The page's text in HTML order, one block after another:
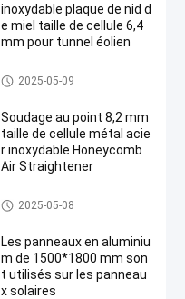
inoxydable plaque de nid d
e miel taille de cellule 6,4
mm pour tunnel éolien
Noyau de nid de miel en acier i
noxydable
2025-05-09
Soudage au point 8,2 mm
taille de cellule métal acie
r inoxydable Honeycomb
Air Straightener
Noyau de nid de miel en acier i
noxydable
2025-05-08
Les panneaux en aluminiu
m de 1500*1800 mm son
t utilisés sur les panneau
x solaires